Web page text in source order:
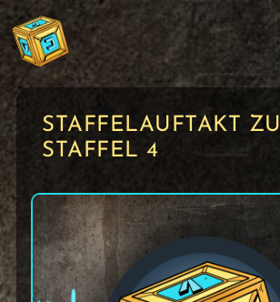
STAFFELAUFTAKT ZU
STAFFEL 4